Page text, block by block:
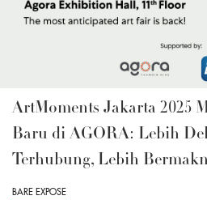
ArtMoments Jakarta 2025
Baru di AGORA: Lebih
Terhubung, Lebih
BARE EXPOSE